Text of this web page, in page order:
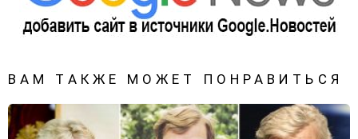
ВАМ ТАКЖЕ МОЖЕТ ПОНРАВИТЬСЯ